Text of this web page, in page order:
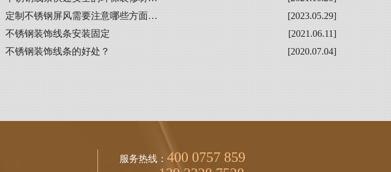
[2023.05.29]
定制不锈钢屏风需要注意哪些方面…
[2021.06.11]
不锈钢装饰线条安装固定
[2020.07.04]
不锈钢装饰线条的好处？
服务热线：400 0757 859